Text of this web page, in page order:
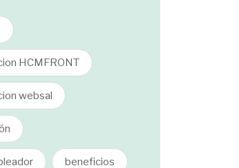
HCMFRONT
websal
beneficios